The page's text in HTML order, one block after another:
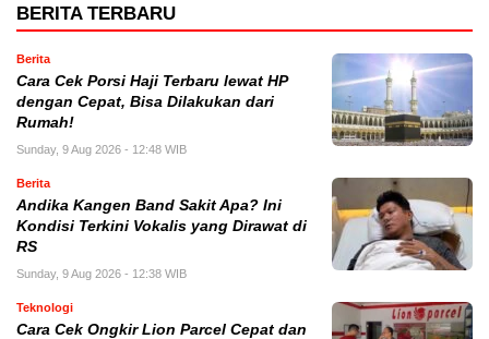
BERITA TERBARU
Berita
Cara Cek Porsi Haji Terbaru lewat HP
dengan Cepat, Bisa Dilakukan dari
Rumah!
Sunday, 9 Aug 2026 - 12:48 WIB
Berita
Andika Kangen Band Sakit Apa? Ini
Kondisi Terkini Vokalis yang Dirawat di
RS
Sunday, 9 Aug 2026 - 12:38 WIB
Teknologi
Cara Cek Ongkir Lion Parcel Cepat dan